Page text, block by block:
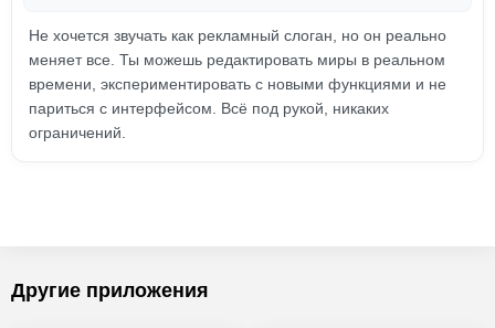
Не хочется звучать как рекламный слоган, но он реально
меняет все. Ты можешь редактировать миры в реальном
времени, экспериментировать с новыми функциями и не
париться с интерфейсом. Всё под рукой, никаких
ограничений.
Другие приложения